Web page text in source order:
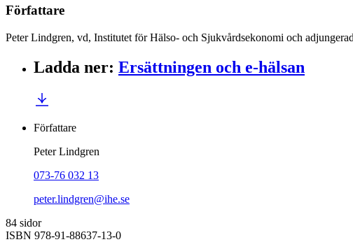
Författare
Peter Lindgren, vd, Institutet för Hälso- och Sjukvårdsekonomi och
Ladda ner: Ersättningen och e-hälsan
Författare
Peter Lindgren
073-76 032 13
peter.lindgren@ihe.se
84 sidor
ISBN 978-91-88637-13-0